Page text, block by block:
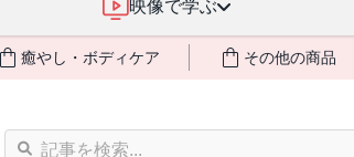
映像で学ぶ
癒やし・ボディケア その他の商品